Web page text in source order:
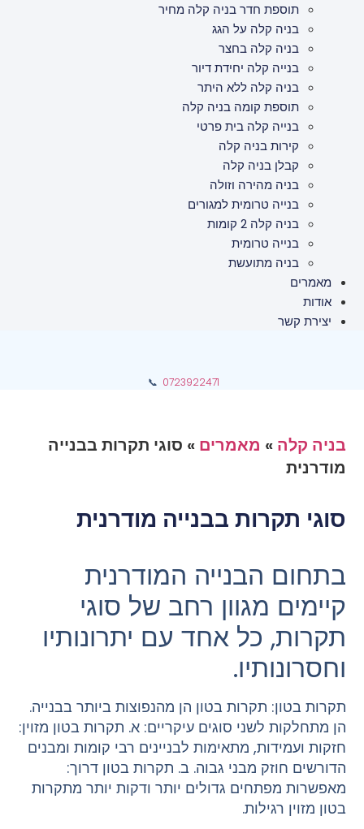
תוספת חדר בניה קלה מחיר
בניה קלה על הגג
בניה קלה בחצר
בנייה קלה יחידת דיור
בניה קלה ללא היתר
תוספת קומה בניה קלה
בנייה קלה בית פרטי
קירות בניה קלה
קבלן בניה קלה
בניה מהירה וזולה
בנייה טרומית למגורים
בניה קלה 2 קומות
בנייה טרומית
בניה מתועשת
מאמרים
אודות
יצירת קשר
0723922471
📞
בניה קלה» מאמרים» סוגי תקרות בבנייה
מודרנית
סוגי תקרות בבנייה מודרנית
בתחום הבנייה המודרנית
קיימים מגוון רחב של סוגי
תקרות, כל אחד עם יתרונותיו
וחסרונותיו.
תקרות בטון: תקרות בטון הן מהנפוצות ביותר בבנייה.
הן מתחלקות לשני סוגים עיקריים: א. תקרות בטון מזוין:
חזקות ועמידות, מתאימות לבניינים רבי קומות ומבנים
הדורשים חוזק מבני גבוה. ב. תקרות בטון דרוך:
מאפשרות מפתחים גדולים יותר ודקות יותר מתקרות
בטון מזוין רגילות.